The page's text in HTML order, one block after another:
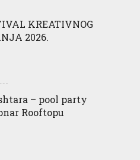
KREATIVNOG
2026.
– pool party
Rooftopu